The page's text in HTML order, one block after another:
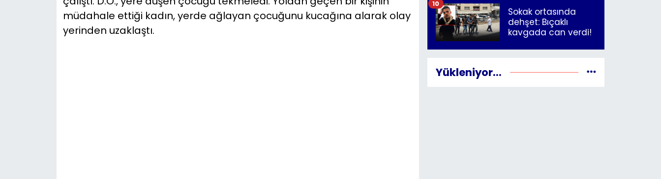
müdahale ettiği kadın, yerde ağlayan çocuğunu kucağına alarak olay
yerinden uzaklaştı.
İzmir"
Sokak ortasında
dehşet: Bıçaklı
kavgada can verdi!
10
Yükleniyor...